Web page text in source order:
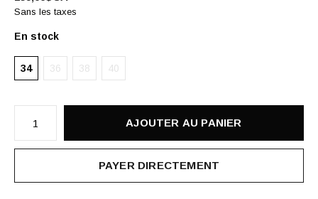
Sans les taxes
En stock
34 36 38 40
AJOUTER AU PANIER
PAYER DIRECTEMENT